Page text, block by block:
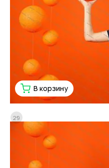
В корзину
29